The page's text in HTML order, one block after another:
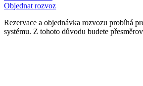
Objednat rozvoz
Rezervace a objednávka rozvozu probíhá
systému. Z tohoto důvodu budete